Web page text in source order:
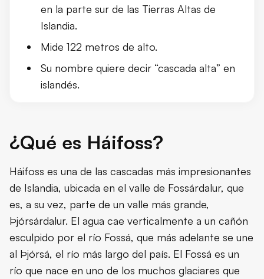
Dónde está Háifoss y cómo llegar
Qué ver y hacer cerca de la cascada
Dónde alojarse cerca de la cascada
Qué llevar para visitar la cascada
Consejos de viaje
Conclusión
en la parte sur de las Tierras Altas de
Islandia.
Mide 122 metros de alto.
Su nombre quiere decir “cascada alta” en
islandés.
¿Qué es Háifoss?
Háifoss es una de las cascadas más impresionantes
de Islandia, ubicada en el valle de Fossárdalur, que
es, a su vez, parte de un valle más grande,
Þjórsárdalur. El agua cae verticalmente a un cañón
esculpido por el río Fossá, que más adelante se une
al Þjórsá, el río más largo del país. El Fossá es un
río que nace en uno de los muchos glaciares que